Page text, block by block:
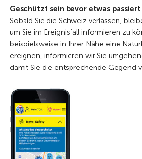
Geschützt sein bevor etwas passiert
Sobald Sie die Schweiz verlassen,
um Sie im Ereignisfall informieren zu
beispielsweise in Ihrer Nähe eine
ereignen, informieren wir Sie
damit Sie die entsprechende Gegend